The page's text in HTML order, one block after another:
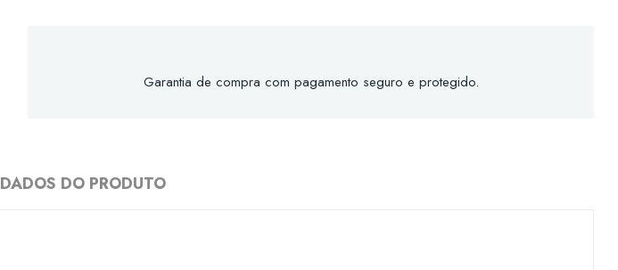
Garantia de compra com pagamento seguro e protegido.
DADOS DO PRODUTO